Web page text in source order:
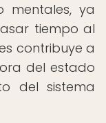
mentales, ya
tiempo al
contribuye a
del estado
del sistema